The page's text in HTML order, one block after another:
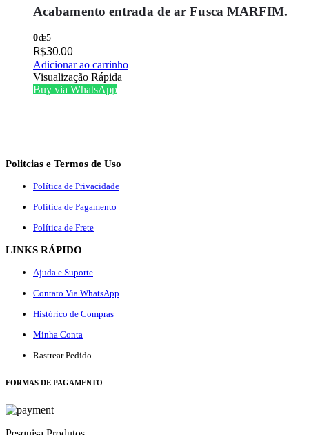
Acabamento entrada de ar Fusca MARFIM.
0de 5
R$30.00
Adicionar ao carrinho
Visualização Rápida
Buy via WhatsApp
Politcias e Termos de Uso
Política de Privacidade
Política de Pagamento
Política de Frete
LINKS RÁPIDO
Ajuda e Suporte
Contato Via WhatsApp
Histórico de Compras
Minha Conta
Rastrear Pedido
FORMAS DE PAGAMENTO